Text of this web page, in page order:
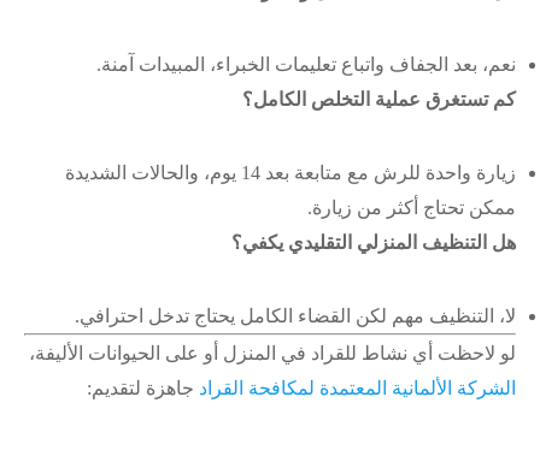
نعم، بعد الجفاف واتباع تعليمات الخبراء، المبيدات آمنة.
كم تستغرق عملية التخلص الكامل؟
زيارة واحدة للرش مع متابعة بعد 14 يوم، والحالات الشديدة
ممكن تحتاج أكثر من زيارة.
هل التنظيف المنزلي التقليدي يكفي؟
لا، التنظيف مهم لكن القضاء الكامل يحتاج تدخل احترافي.
لو لاحظت أي نشاط للقراد في المنزل أو على الحيوانات الأليفة،
الشركة الألمانية المعتمدة لمكافحة القراد جاهزة لتقديم: